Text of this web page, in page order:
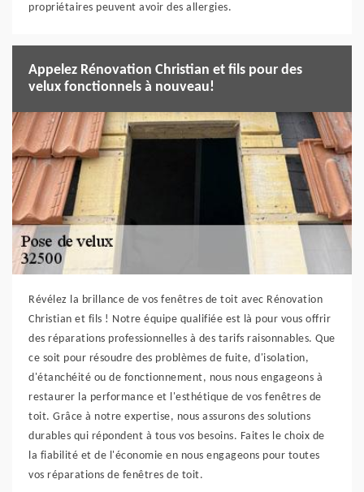
propriétaires peuvent avoir des allergies.
Appelez Rénovation Christian et fils pour des
velux fonctionnels à nouveau!
Révélez la brillance de vos fenêtres de toit avec Rénovation
Christian et fils ! Notre équipe qualifiée est là pour vous offrir
des réparations professionnelles à des tarifs raisonnables. Que
ce soit pour résoudre des problèmes de fuite, d'isolation,
d'étanchéité ou de fonctionnement, nous nous engageons à
restaurer la performance et l'esthétique de vos fenêtres de
toit. Grâce à notre expertise, nous assurons des solutions
durables qui répondent à tous vos besoins. Faites le choix de
la fiabilité et de l'économie en nous engageons pour toutes
vos réparations de fenêtres de toit.